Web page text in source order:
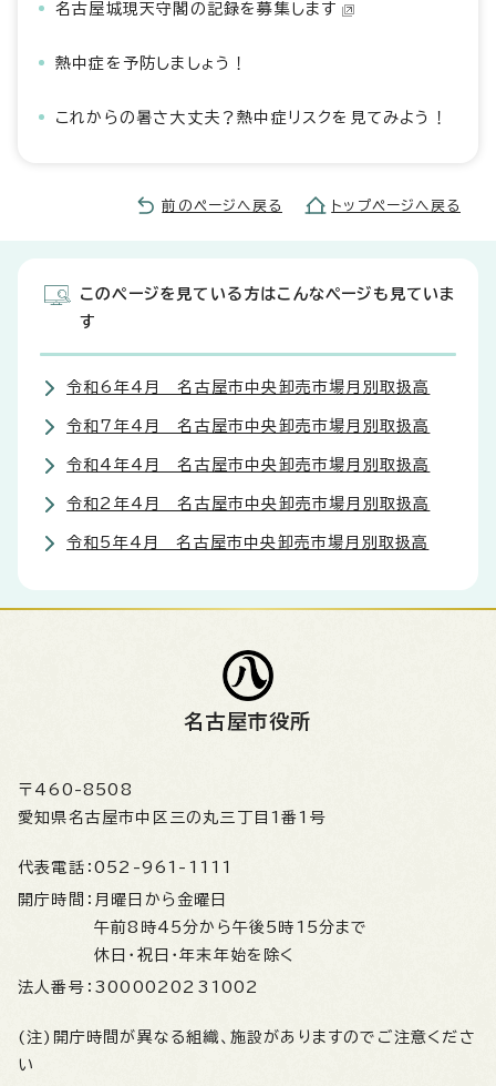
名古屋城現天守閣の記録を募集します
熱中症を予防しましょう！
これからの暑さ大丈夫？熱中症リスクを見てみよう！
前のページへ戻る トップページへ戻る
このページを見ている方はこんなページも見ていま
す
令和6年4月 名古屋市中央卸売市場月別取扱高
令和7年4月 名古屋市中央卸売市場月別取扱高
令和4年4月 名古屋市中央卸売市場月別取扱高
令和2年4月 名古屋市中央卸売市場月別取扱高
令和5年4月 名古屋市中央卸売市場月別取扱高
名古屋市役所
〒460-8508
愛知県名古屋市中区三の丸三丁目1番1号
代表電話： 052-961-1111
開庁時間： 月曜日から金曜日
午前8時45分から午後5時15分まで
休日・祝日・年末年始を除く
法人番号： 3000020231002
(注)開庁時間が異なる組織、施設がありますのでご注意くださ
い